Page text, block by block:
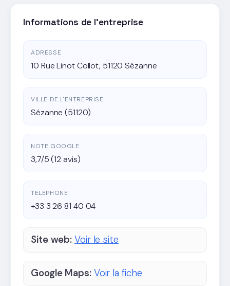
Informations de l'entreprise
ADRESSE
10 Rue Linot Collot, 51120 Sézanne
VILLE DE L'ENTREPRISE
Sézanne (51120)
NOTE GOOGLE
3,7/5 (12 avis)
TELEPHONE
+33 3 26 81 40 04
Site web: Voir le site
Google Maps: Voir la fiche